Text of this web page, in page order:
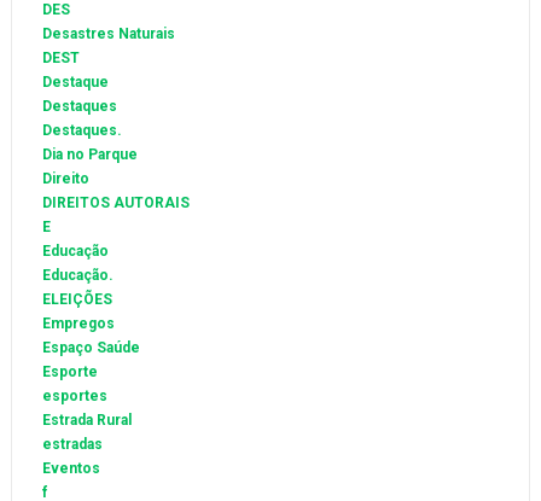
DES
Desastres Naturais
DEST
Destaque
Destaques
Destaques.
Dia no Parque
Direito
DIREITOS AUTORAIS
E
Educação
Educação.
ELEIÇÕES
Empregos
Espaço Saúde
Esporte
esportes
Estrada Rural
estradas
Eventos
f